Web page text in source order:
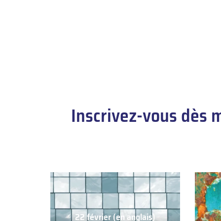
Inscrivez-vous dès
22 février (en anglais)